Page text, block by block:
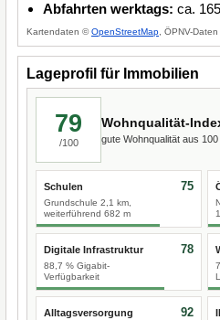
Abfahrten werktags: ca.
Kartendaten ©OpenStreetMap , ÖPNV-
Lageprofil für Immobilien
79
/100
Wohnqualität-
gute Wohnqualität aus
Schulen
Grundschule 2,1 km,
weiterführend 682 m
75
Digitale Infrastruktur
88,7 % Gigabit-
Verfügbarkeit
78
Alltagsversorgung 92